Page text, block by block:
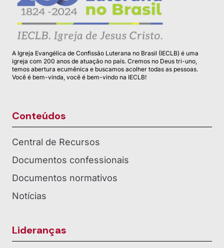
A Igreja Evangélica de Confissão Luterana no Brasil (IECLB) é uma
igreja com 200 anos de atuação no país. Cremos no Deus tri-uno,
temos abertura ecumênica e buscamos acolher todas as pessoas.
Você é bem-vinda, você é bem-vindo na IECLB!
Conteúdos
Central de Recursos
Documentos confessionais
Documentos normativos
Notícias
Lideranças